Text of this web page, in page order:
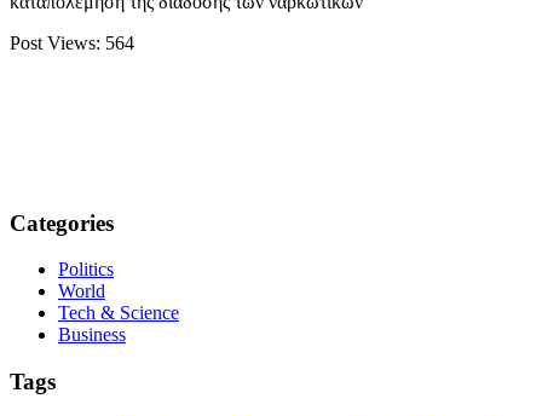
Post Views: 564
Categories
Politics
World
Tech & Science
Business
Tags